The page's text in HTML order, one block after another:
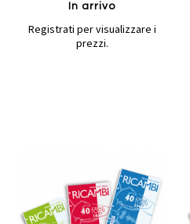
In arrivo
Registrati per visualizzare i
prezzi.
preferiti
confronto